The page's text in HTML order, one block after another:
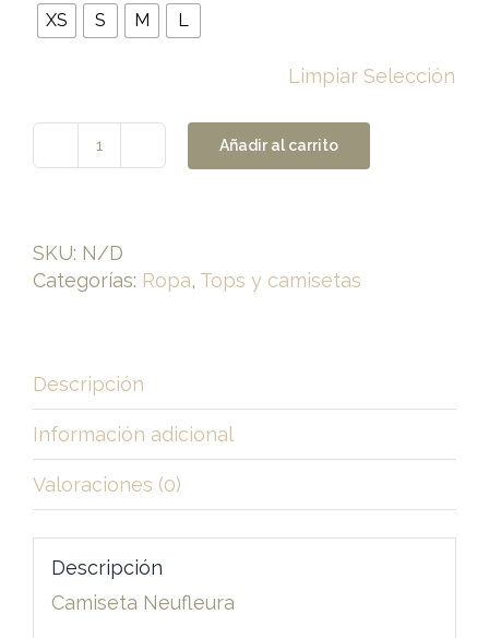
XS S M L
Limpiar Selección
Camiseta
Añadir al carrito
SKU: N/D
Categorías: Ropa, Tops y camisetas
Descripción
Información adicional
Valoraciones (0)
Descripción
Camiseta Neufleura